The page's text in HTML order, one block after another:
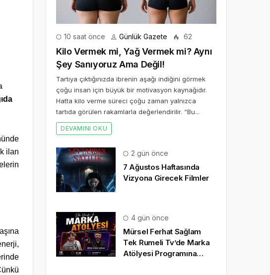
ilan
10 saat önce Günlük Gazete 62
Kilo Vermek mi, Yağ Vermek mi? Aynı
Şey Sanıyoruz Ama Değil!
Tartıya çıktığınızda ibrenin aşağı indiğini görmek
çoğu insan için büyük bir motivasyon kaynağıdır.
Hatta kilo verme süreci çoğu zaman yalnızca
tartıda görülen rakamlarla değerlendirilir. “Bu...
DEVAMINI OKU
2 gün önce
7 Ağustos Haftasında
Vizyona Girecek Filmler
4 gün önce
Mürsel Ferhat Sağlam
Tek Rumeli Tv’de Marka
Atölyesi Programına